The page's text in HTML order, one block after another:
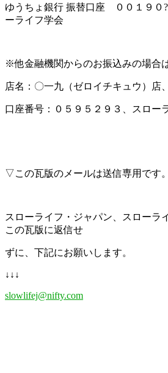
ゆうちょ銀行 振替口座 ００１９０?
ーライフ学会
※他金融機関からのお振込みの場合
店名：〇一九（ゼロイチキュウ）店
口座番号：０５９５２９３、スロー
▽この瓦版のメールは送信専用です。
スローライフ・ジャパン、スローラ
この瓦版に返信せ
ずに、下記にお願いします。
↓↓↓
slowlifej@nifty.com